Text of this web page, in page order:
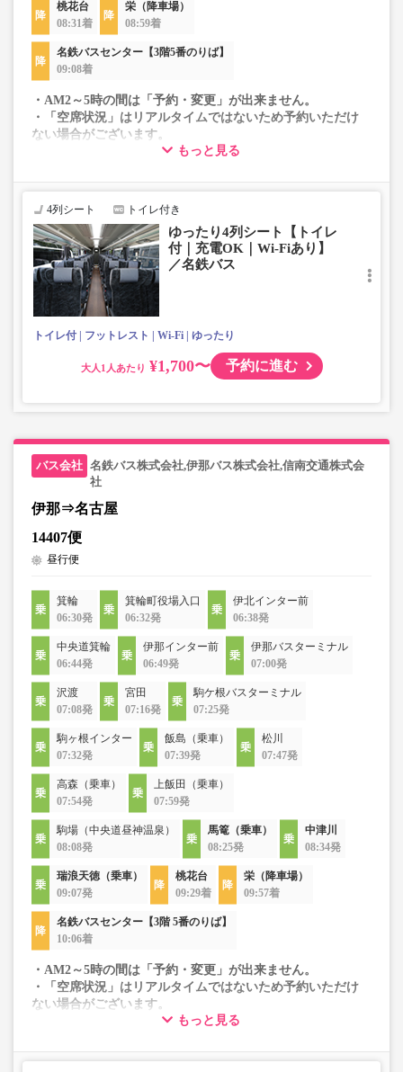
桃花台
08:31着
栄（降車場）
08:59着
名鉄バスセンター【3階5番のりば】
09:08着
・AM2～5時の間は「予約・変更」が出来ません。
・「空席状況」はリアルタイムではないため予約いただけ
ない場合がございます。
・車両は予告なく変更となる場合がございます。これに伴
で、あらかじめご了承ください。
もっと見る
4列シート トイレ付き
ゆったり4列シート【トイレ
付｜充電OK｜Wi-Fiあり】
／名鉄バス
トイレ付 フットレスト Wi-Fi ゆったり
大人 ¥1,700〜 予約に進む
名鉄バス株式会社,伊那バス株式会社,信南交通株式会
社
伊那⇒名古屋
14407便
昼行便
箕輪
06:30発
箕輪町役場入口
06:32発
伊北インター前
06:38発
中央道箕輪
06:44発
伊那インター前
06:49発
伊那バスターミナル
07:00発
沢渡
07:08発
宮田
07:16発
駒ケ根バスターミナル
07:25発
駒ヶ根インター
07:32発
飯島（乗車）
07:39発
松川
07:47発
高森（乗車）
07:54発
上飯田（乗車）
07:59発
駒場（中央道昼神温泉）
08:08発
馬篭（乗車）
08:25発
中津川
08:34発
瑞浪天徳（乗車）
09:07発
桃花台
09:29着
栄（降車場）
09:57着
名鉄バスセンター【3階 5番のりば】
10:06着
・AM2～5時の間は「予約・変更」が出来ません。
・「空席状況」はリアルタイムではないため予約いただけ
ない場合がございます。
・車両は予告なく変更となる場合がございます。これに伴
で、あらかじめご了承ください。
もっと見る